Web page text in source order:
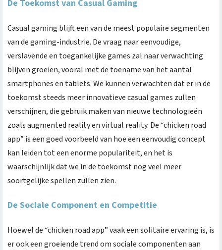
De Toekomst van Casual Gaming
Casual gaming blijft een van de meest populaire segmenten
van de gaming-industrie. De vraag naar eenvoudige,
verslavende en toegankelijke games zal naar verwachting
blijven groeien, vooral met de toename van het aantal
smartphones en tablets. We kunnen verwachten dat er in de
toekomst steeds meer innovatieve casual games zullen
verschijnen, die gebruik maken van nieuwe technologieën
zoals augmented reality en virtual reality. De “chicken road
app” is een goed voorbeeld van hoe een eenvoudig concept
kan leiden tot een enorme populariteit, en het is
waarschijnlijk dat we in de toekomst nog veel meer
soortgelijke spellen zullen zien.
De Sociale Component en Competitie
Hoewel de “chicken road app” vaak een solitaire ervaring is, is
er ook een groeiende trend om sociale componenten aan